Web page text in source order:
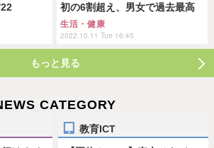
初の6割超え、男女で過去最高
生活・健康
2022.10.11 Tue 16:45
もっと見る
CATEGORY
教育ICT